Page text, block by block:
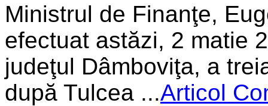
Ministrul de Finanţe,
efectuat astăzi, 2 matie
judeţul Dâmboviţa, a
după Tulcea ...Articol